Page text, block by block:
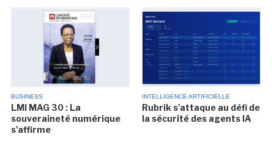
BUSINESS
LMI MAG 30 : La
souveraineté numérique
s'affirme
INTELLIGENCE ARTIFICIELLE
Rubrik s'attaque au défi de
la sécurité des agents IA